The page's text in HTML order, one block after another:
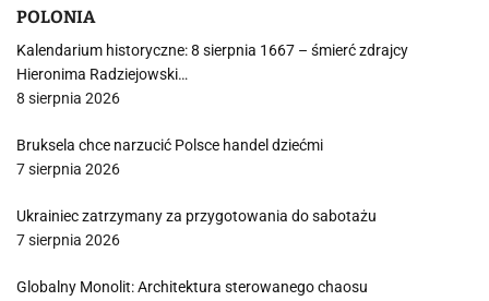
POLONIA
Kalendarium historyczne: 8 sierpnia 1667 – śmierć zdrajcy
Hieronima Radziejowski…
8 sierpnia 2026
Bruksela chce narzucić Polsce handel dziećmi
7 sierpnia 2026
Ukrainiec zatrzymany za przygotowania do sabotażu
7 sierpnia 2026
Globalny Monolit: Architektura sterowanego chaosu